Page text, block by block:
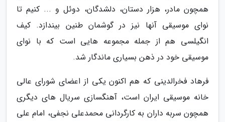
همچون مادر، هزار دستان، دلشدگان، دوئل و ... کنیم تا
نوای موسیقی آنها نیز در گوشمان طنین بیندازد. کیف
انگیلسی هم از جمله مجموعه هایی است که با نوای
موسیقی خود در ذهن بسیاری ماندگار شد.
فرهاد فخرالدینی که هم اکنون یکی از اعضای شورای عالی
خانه موسیقی ایران است، آهنگسازی سریال های دیگری
همچون سربه داران به کارگردانی محمدعلی نجفی، امام علی